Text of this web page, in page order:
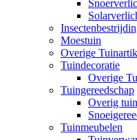
Moestuin
Overige
Tuindecoratie
Overige
Tuingereedschap
Overig
Tuinmeubelen